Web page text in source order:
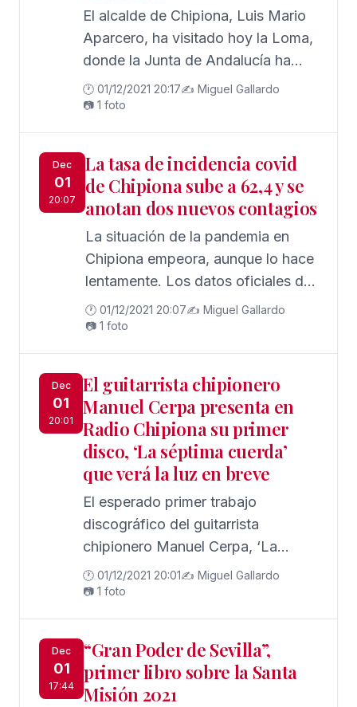
El alcalde de Chipiona, Luis Mario
Aparcero, ha visitado hoy la Loma,
donde la Junta de Andalucía ha
realizado las obras del sellado del
vertedero allí ubicado
🕐 01/12/2021 20:17✍️ Miguel Gallardo
📷 1 foto
Dec
01
20:07
La tasa de incidencia covid
de Chipiona sube a 62,4 y se
anotan dos nuevos contagios
La situación de la pandemia en
Chipiona empeora, aunque lo hace
lentamente. Los datos oficiales del
Servicio Andaluz de Salud reflejan
que en las últimas 24 horas se han
días en la población ha vuelto a
subir, en concreto de 52 a 62,
🕐 01/12/2021 20:07✍️ Miguel Gallardo
📷 1 foto
Dec
01
20:01
El guitarrista chipionero
Manuel Cerpa presenta en
Radio Chipiona su primer
disco, ‘La séptima cuerda’
que verá la luz en breve
El esperado primer trabajo
discográfico del guitarrista
chipionero Manuel Cerpa, ‘La
séptima cuerda’, está a punto de
ver la luz
🕐 01/12/2021 20:01✍️ Miguel Gallardo
📷 1 foto
Dec
01
17:44
“Gran Poder de Sevilla”,
primer libro sobre la Santa
Misión 2021